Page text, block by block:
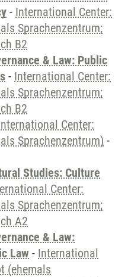
- International Center:
Sprachenzentrum;
B2
& Law: Public
- International Center:
Sprachenzentrum;
B2
Center:
Sprachenzentrum) -
Studies: Culture
Center:
Sprachenzentrum;
A2
& Law:
Law - International
(ehemals